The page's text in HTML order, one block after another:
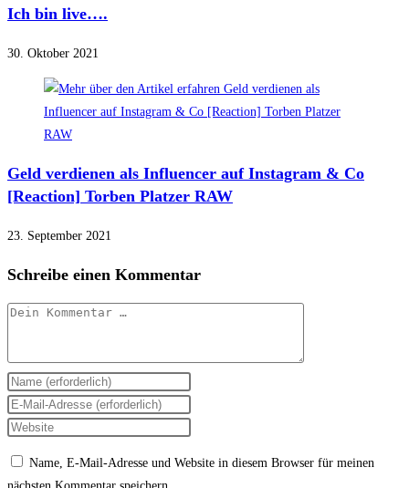
Ich bin live….
30. Oktober 2021
Geld verdienen als Influencer auf Instagram & Co
[Reaction] Torben Platzer RAW
23. September 2021
Schreibe einen Kommentar
Kommentar
Gib
deinen
Namen
Benutzernamen
Gib
deine
Gib
Name, E-Mail-Adresse und Website in diesem Browser für meinen